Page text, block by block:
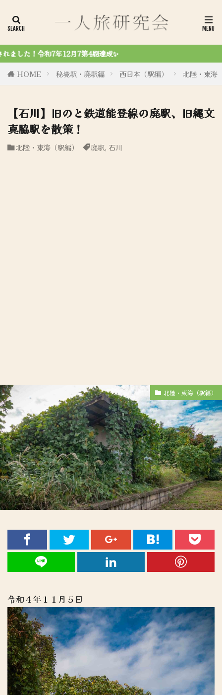
HOME
秘境駅・廃駅編 西日本（駅編） 北陸・東海
【石川】旧のと鉄道能登線の廃駅、旧縄文
真脇駅を散策！
北陸・東海（駅編） 廃駅, 石川
北陸・東海（駅編）
令和４年１１月５日